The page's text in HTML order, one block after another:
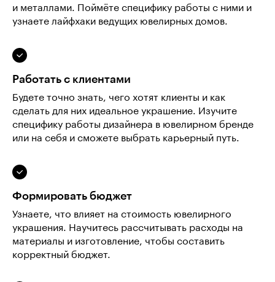
и металлами. Поймёте специфику работы с ними и
узнаете лайфхаки ведущих ювелирных домов.
Работать с клиентами
Будете точно знать, чего хотят клиенты и как
сделать для них идеальное украшение. Изучите
специфику работы дизайнера в ювелирном бренде
или на себя и сможете выбрать карьерный путь.
Формировать бюджет
Узнаете, что влияет на стоимость ювелирного
украшения. Научитесь рассчитывать расходы на
материалы и изготовление, чтобы составить
корректный бюджет.